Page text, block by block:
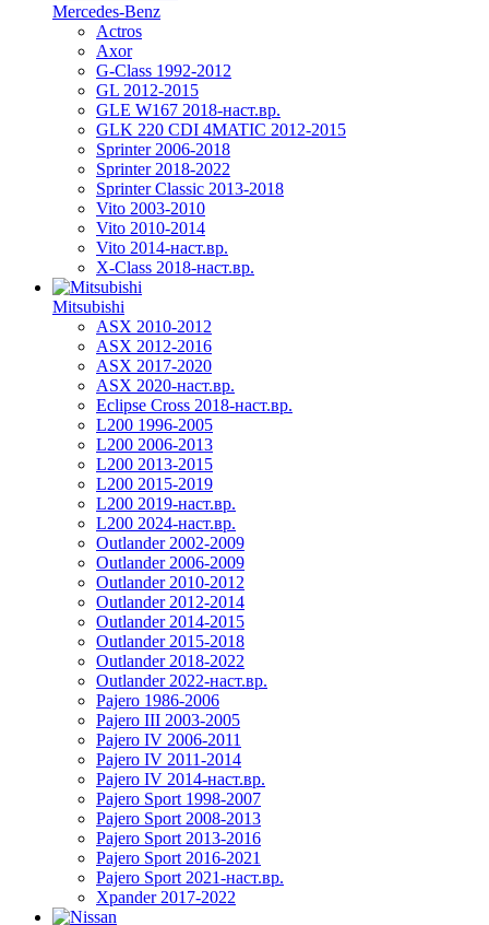
Mercedes-Benz
Actros
Axor
G-Class 1992-2012
GL 2012-2015
GLE W167 2018-наст.вр.
GLK 220 CDI 4MATIC 2012-2015
Sprinter 2006-2018
Sprinter 2018-2022
Sprinter Classic 2013-2018
Vito 2003-2010
Vito 2010-2014
Vito 2014-наст.вр.
X-Class 2018-наст.вр.
Mitsubishi
ASX 2010-2012
ASX 2012-2016
ASX 2017-2020
ASX 2020-наст.вр.
Eclipse Cross 2018-наст.вр.
L200 1996-2005
L200 2006-2013
L200 2013-2015
L200 2015-2019
L200 2019-наст.вр.
L200 2024-наст.вр.
Outlander 2002-2009
Outlander 2006-2009
Outlander 2010-2012
Outlander 2012-2014
Outlander 2014-2015
Outlander 2015-2018
Outlander 2018-2022
Outlander 2022-наст.вр.
Pajero 1986-2006
Pajero III 2003-2005
Pajero IV 2006-2011
Pajero IV 2011-2014
Pajero IV 2014-наст.вр.
Pajero Sport 1998-2007
Pajero Sport 2008-2013
Pajero Sport 2013-2016
Pajero Sport 2016-2021
Pajero Sport 2021-наст.вр.
Xpander 2017-2022